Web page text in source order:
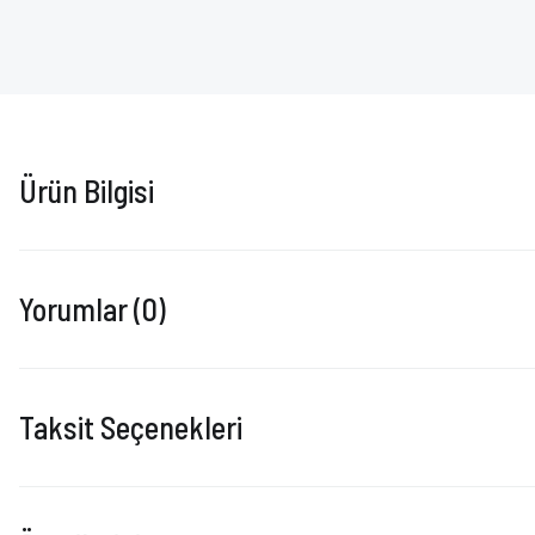
Ürün Bilgisi
Yorumlar (0)
Taksit Seçenekleri